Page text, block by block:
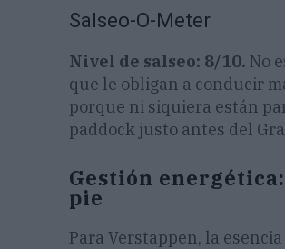
Salseo-O-Meter
Nivel de salseo: 8/10. No
que le obligan a conducir
porque ni siquiera están
paddock justo antes del
Gestión
pie
Para Verstappen, la